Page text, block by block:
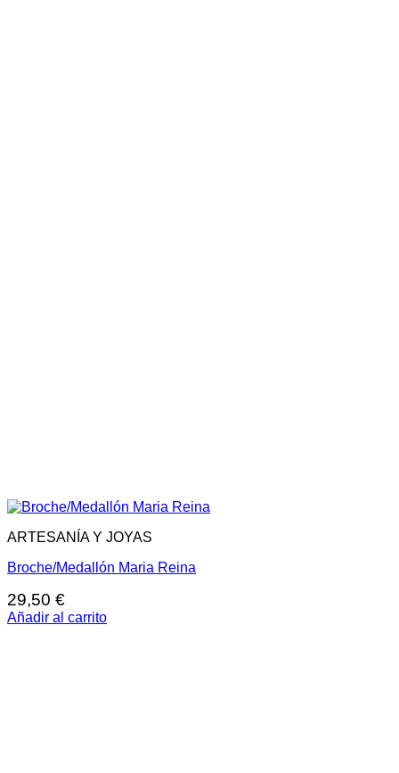
ARTESANÍA Y JOYAS
Broche/Medallón Maria Reina
29,50 €
Añadir al carrito